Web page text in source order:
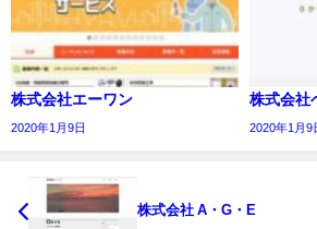
株式会社エーワン
2020年1月9日
株式会社
2020年1月9
株式会社 A・G・E